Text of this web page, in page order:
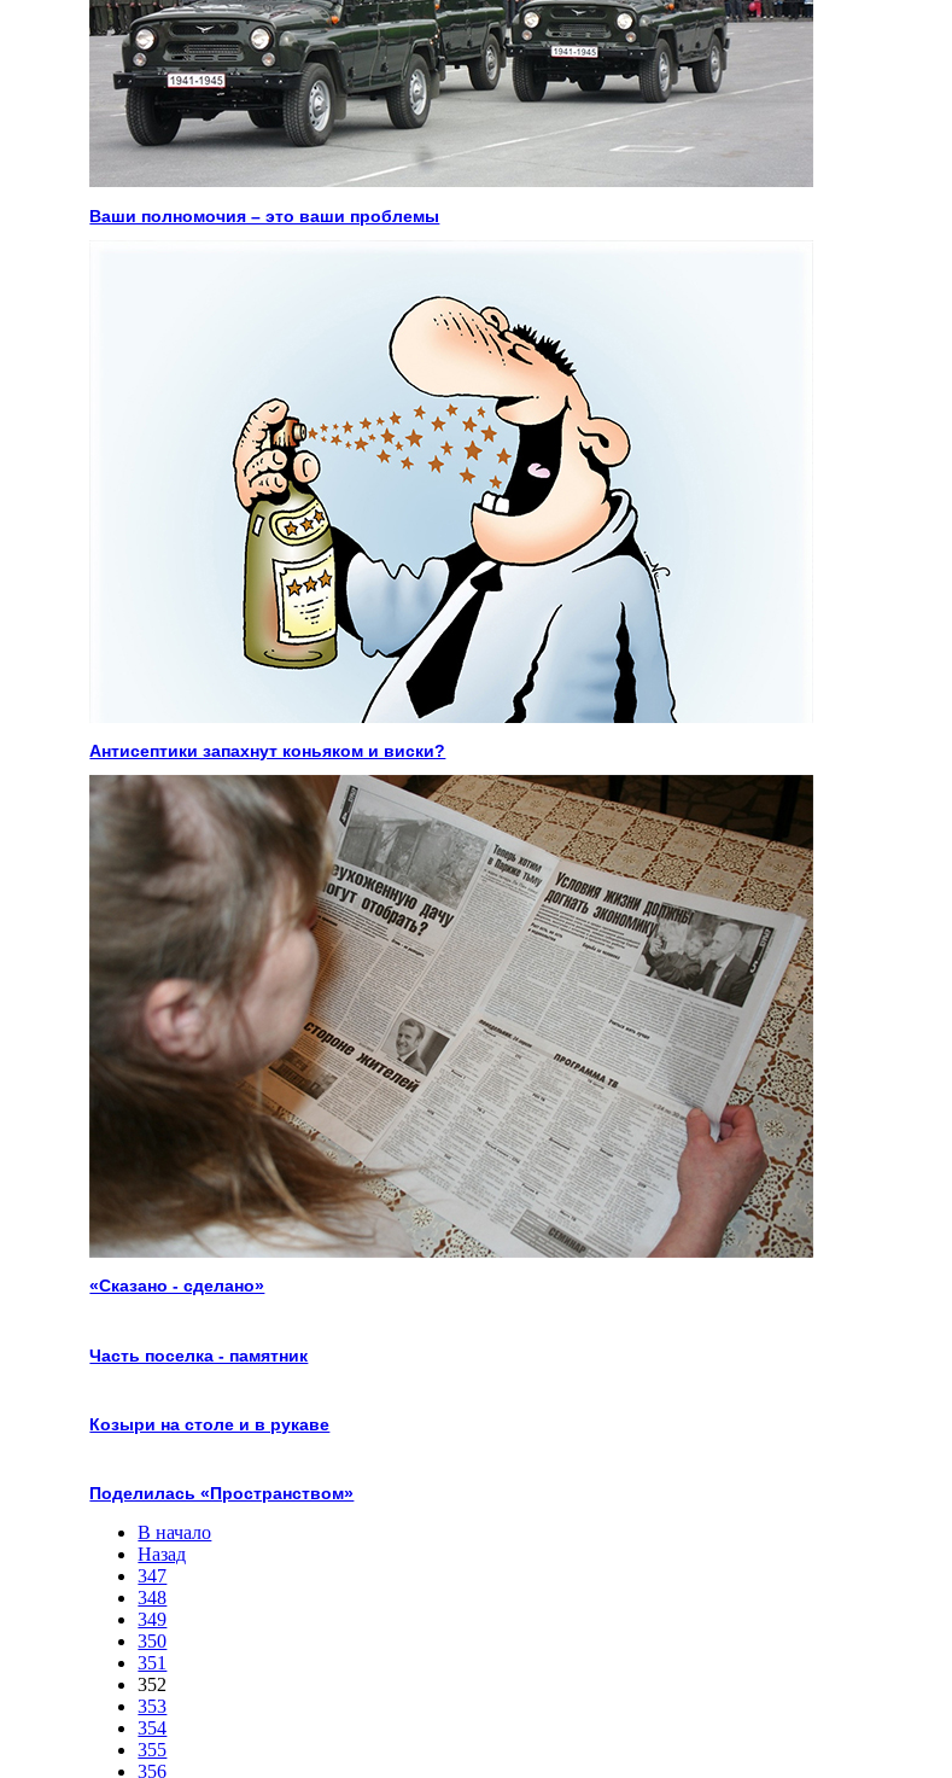
Ваши полномочия – это ваши проблемы
Антисептики запахнут коньяком и виски?
«Сказано - сделано»
Часть поселка - памятник
Козыри на столе и в рукаве
Поделилась «Пространством»
В начало
Назад
347
348
349
350
351
352
353
354
355
356